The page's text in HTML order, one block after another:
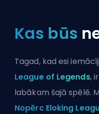
Kas būs
Tagad, kad esi
League of Legends,
labākam šajā spēlē.
Nopērc Eloking